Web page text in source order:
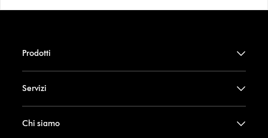
Prodotti
Servizi
Chi siamo